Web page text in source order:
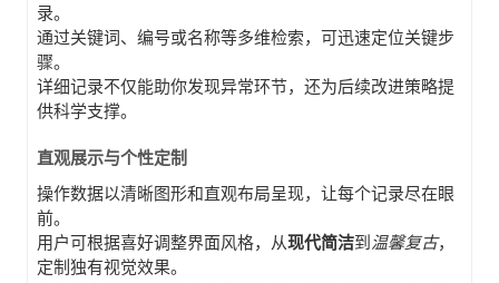
录。
通过关键词、编号或名称等多维检索，可迅速定位关键步
骤。
详细记录不仅能助你发现异常环节，还为后续改进策略提
供科学支撑。
直观展示与个性定制
操作数据以清晰图形和直观布局呈现，让每个记录尽在眼
前。
用户可根据喜好调整界面风格，从现代简洁到温馨复古，
定制独有视觉效果。